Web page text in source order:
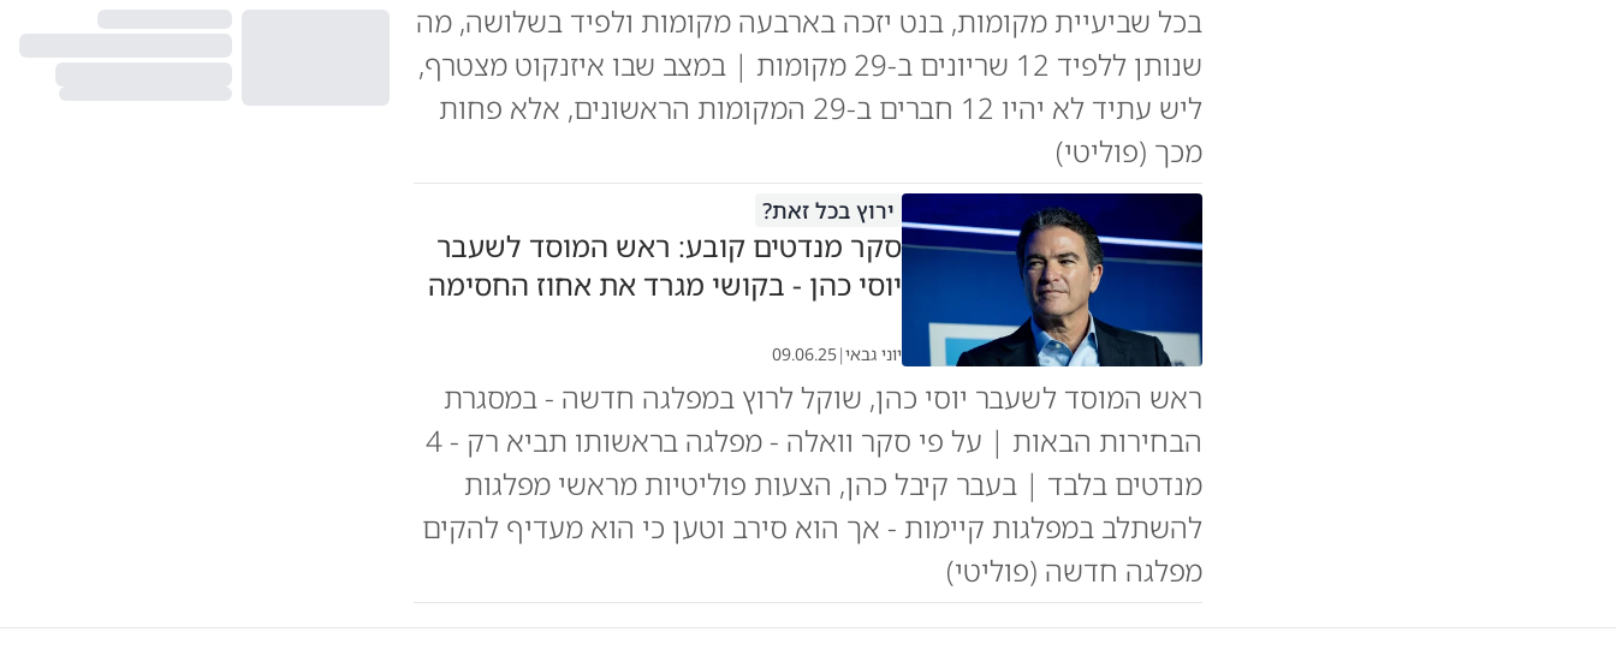
בכל שביעיית מקומות, בנט יזכה בארבעה מקומות ולפיד בשלושה, מה
שנותן ללפיד 12 שריונים ב-29 מקומות | במצב שבו איזנקוט מצטרף,
ליש עתיד לא יהיו 12 חברים ב-29 המקומות הראשונים, אלא פחות
מכך (פוליטי)
ירוץ בכל זאת?
סקר מנדטים קובע: ראש המוסד לשעבר
יוסי כהן - בקושי מגרד את אחוז החסימה
יוני גבאי|
09.06.25
ראש המוסד לשעבר יוסי כהן, שוקל לרוץ במפלגה חדשה - במסגרת
הבחירות הבאות | על פי סקר וואלה - מפלגה בראשותו תביא רק - 4
מנדטים בלבד | בעבר קיבל כהן, הצעות פוליטיות מראשי מפלגות
להשתלב במפלגות קיימות - אך הוא סירב וטען כי הוא מעדיף להקים
מפלגה חדשה (פוליטי)